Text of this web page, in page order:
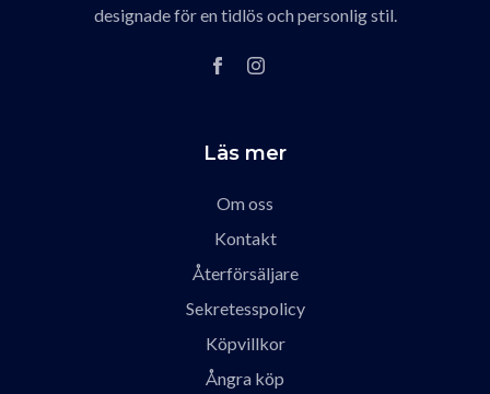
designade för en tidlös och personlig stil.
Läs mer
Om oss
Kontakt
Återförsäljare
Sekretesspolicy
Köpvillkor
Ångra köp